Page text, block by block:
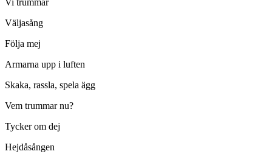
Väljasång
Följa mej
Armarna upp i luften
Skaka, rassla, spela ägg
Vem trummar nu?
Tycker om dej
Hejdåsången